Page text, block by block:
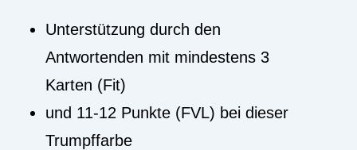
Unterstützung durch den
Antwortenden mit mindestens 3
Karten (Fit)
und 11-12 Punkte (FVL) bei dieser
Trumpffarbe